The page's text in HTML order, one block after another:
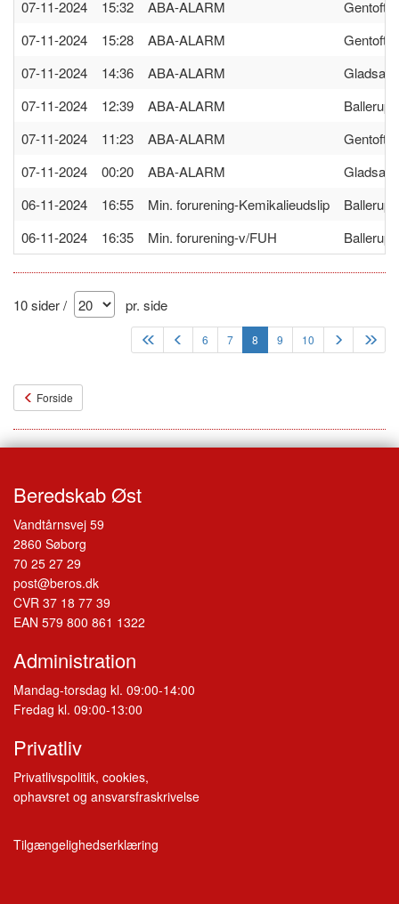
07-11-2024 15:32
ABA-ALARM
Gentofte
07-11-2024 15:28
ABA-ALARM
Gentofte
07-11-2024 14:36
ABA-ALARM
Gladsaxe
07-11-2024 12:39
ABA-ALARM
Ballerup
07-11-2024 11:23
ABA-ALARM
Gentofte
07-11-2024 00:20
ABA-ALARM
Gladsaxe
06-11-2024 16:55
Min. forurening-Kemikalieudslip
Ballerup
06-11-2024 16:35
Min. forurening-v/FUH Ballerup
10 sider / pr. side
6 7 8 9 10
Forside
Beredskab Øst
Vandtårnsvej 59
2860 Søborg
70 25 27 29
post@beros.dk
CVR 37 18 77 39
EAN 579 800 861 1322
Administration
Mandag-torsdag kl. 09:00-14:00
Fredag kl. 09:00-13:00
Privatliv
Privatlivspolitik, cookies,
ophavsret og ansvarsfraskrivelse
Tilgængelighedserklæring